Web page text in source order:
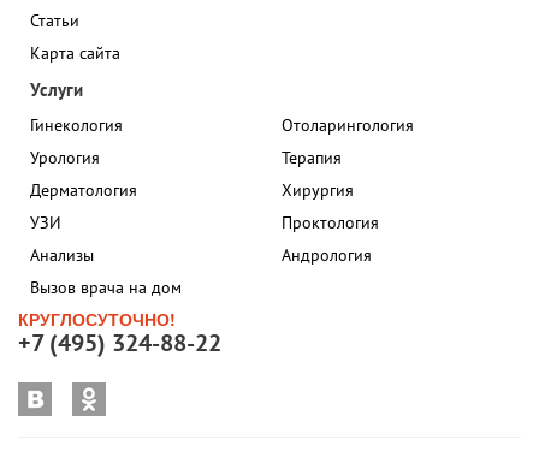
Статьи
Карта сайта
Услуги
Гинекология
Урология
Дерматология
УЗИ
Анализы
Вызов врача на дом
Отоларингология
Терапия
Хирургия
Проктология
Андрология
КРУГЛОСУТОЧНО!
+7 (495) 324-88-22